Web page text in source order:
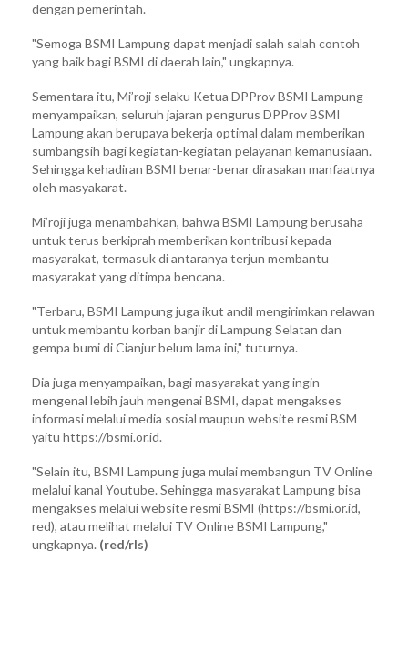
dengan pemerintah.
"Semoga BSMI Lampung dapat menjadi salah salah contoh
yang baik bagi BSMI di daerah lain," ungkapnya.
Sementara itu, Mi’roji selaku Ketua DPProv BSMI Lampung
menyampaikan, seluruh jajaran pengurus DPProv BSMI
Lampung akan berupaya bekerja optimal dalam memberikan
sumbangsih bagi kegiatan-kegiatan pelayanan kemanusiaan.
Sehingga kehadiran BSMI benar-benar dirasakan manfaatnya
oleh masyakarat.
Mi’roji juga menambahkan, bahwa BSMI Lampung berusaha
untuk terus berkiprah memberikan kontribusi kepada
masyarakat, termasuk di antaranya terjun membantu
masyarakat yang ditimpa bencana.
"Terbaru, BSMI Lampung juga ikut andil mengirimkan relawan
untuk membantu korban banjir di Lampung Selatan dan
gempa bumi di Cianjur belum lama ini," tuturnya.
Dia juga menyampaikan, bagi masyarakat yang ingin
mengenal lebih jauh mengenai BSMI, dapat mengakses
informasi melalui media sosial maupun website resmi BSM
yaitu https://bsmi.or.id.
"Selain itu, BSMI Lampung juga mulai membangun TV Online
melalui kanal Youtube. Sehingga masyarakat Lampung bisa
mengakses melalui website resmi BSMI (https://bsmi.or.id,
red), atau melihat melalui TV Online BSMI Lampung,"
ungkapnya. (red/rls)